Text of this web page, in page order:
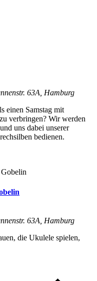
63A, Hamburg
einen Samstag mit
verbringen? Wir werden
uns dabei unserer
bedienen.
63A, Hamburg
die Ukulele spielen,